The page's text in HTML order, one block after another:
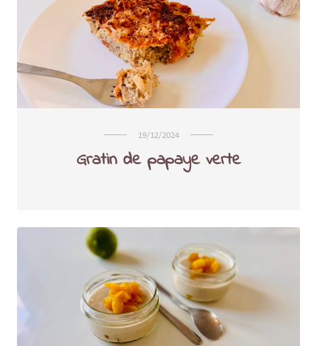
19/12/2024
Gratin de papaye verte